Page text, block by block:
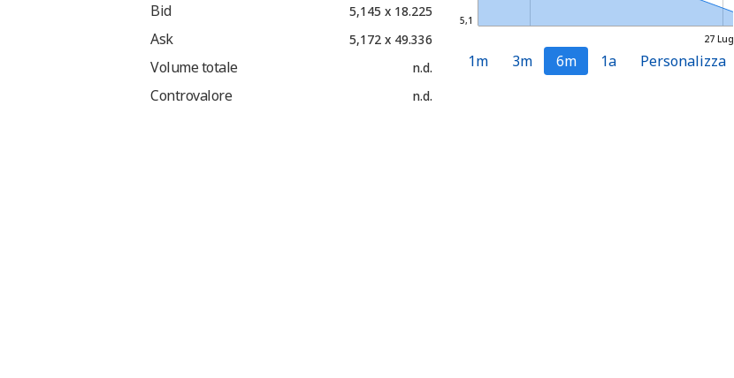
Bid 5,145 x 18.225
Ask 5,172 x 49.336
Volume totale n.d.
Controvalore n.d.
27 Lug
5,1
1m 3m 6m 1a Personalizza